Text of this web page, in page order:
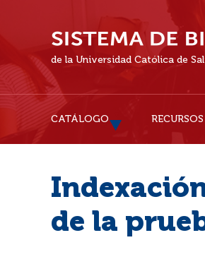
de la Universidad Católica de
CATÁLOGO
de la